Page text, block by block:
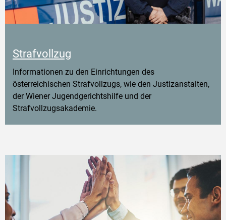
Strafvollzug
Informationen zu den Einrichtungen des
österreichischen Strafvollzugs, wie den Justizanstalten,
der Wiener Jugendgerichtshilfe und der
Strafvollzugsakademie.